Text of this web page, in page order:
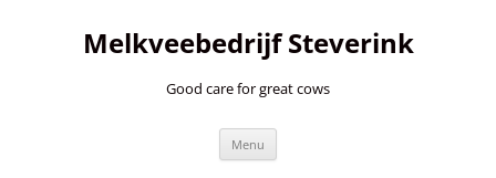
Melkveebedrijf Steverink
Good care for great cows
Menu